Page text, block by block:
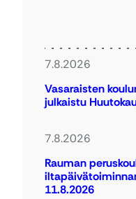
7.8.2026
Vasaraisten
julkaistu
7.8.2026
Rauman
11.8.2026